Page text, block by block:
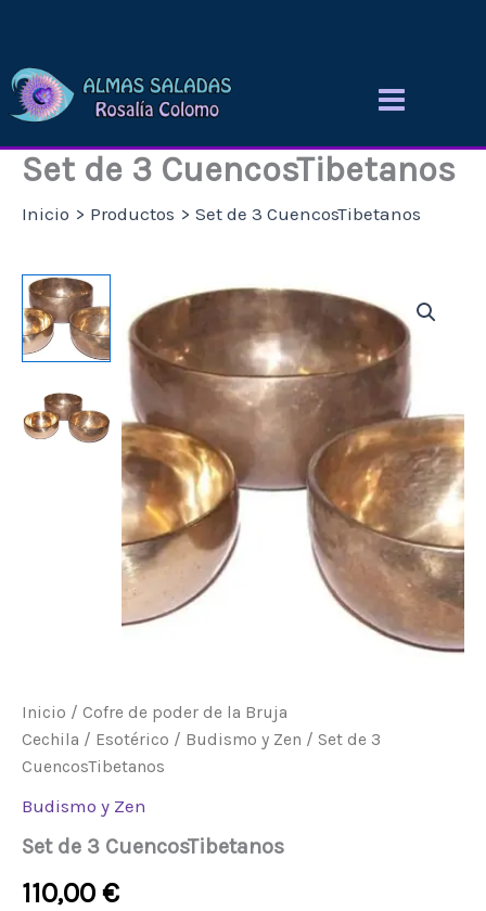
contenido
Set de 3 CuencosTibetanos
Inicio Productos Set de 3 CuencosTibetanos
Inicio / Cofre de poder de la Bruja
Cechila / Esotérico / Budismo y Zen / Set de 3
CuencosTibetanos
Budismo y Zen
Set de 3 CuencosTibetanos
110,00 €